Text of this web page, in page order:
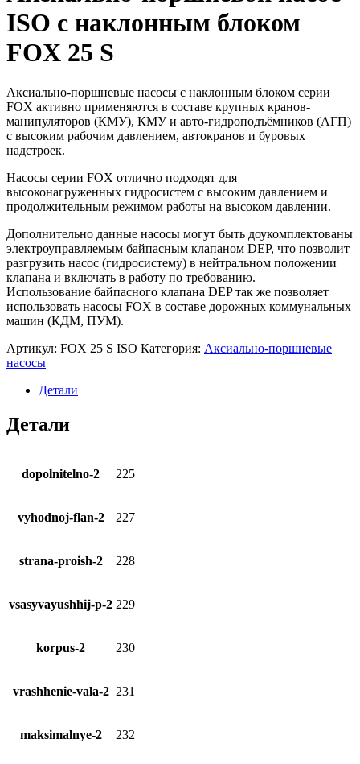
ISO с наклонным блоком
FOX 25 S
Аксиально-поршневые насосы с наклонным блоком серии
FOX активно применяются в составе крупных кранов-
манипуляторов (КМУ), КМУ и авто-гидроподъёмников (АГП)
с высоким рабочим давлением, автокранов и буровых
надстроек.
Насосы серии FOX отлично подходят для
высоконагруженных гидросистем с высоким давлением и
продолжительным режимом работы на высоком давлении.
Дополнительно данные насосы могут быть доукомплектованы
электроуправляемым байпасным клапаном DEP, что позволит
разгрузить насос (гидросистему) в нейтральном положении
клапана и включать в работу по требованию.
Использование байпасного клапана DEP так же позволяет
использовать насосы FOX в составе дорожных коммунальных
машин (КДМ, ПУМ).
Артикул: FOX 25 S ISO Категория: Аксиально-поршневые
насосы
Детали
Детали
dopolnitelno-2 225
vyhodnoj-flan-2 227
strana-proish-2 228
vsasyvayushhij-p-2 229
korpus-2 230
vrashhenie-vala-2 231
maksimalnye-2 232